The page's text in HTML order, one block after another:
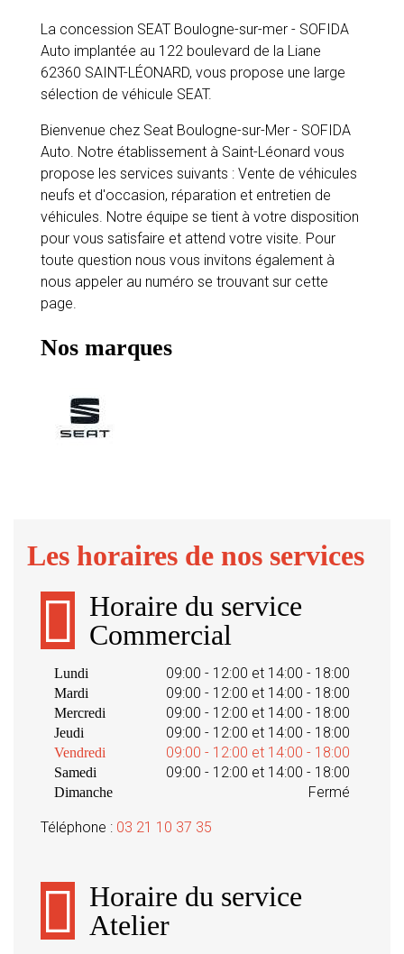
La concession SEAT Boulogne-sur-mer - SOFIDA
Auto implantée au 122 boulevard de la Liane
62360 SAINT-LÉONARD, vous propose une large
sélection de véhicule SEAT.
Bienvenue chez Seat Boulogne-sur-Mer - SOFIDA
Auto. Notre établissement à Saint-Léonard vous
propose les services suivants : Vente de véhicules
neufs et d'occasion, réparation et entretien de
véhicules. Notre équipe se tient à votre disposition
pour vous satisfaire et attend votre visite. Pour
toute question nous vous invitons également à
nous appeler au numéro se trouvant sur cette
page.
Nos marques
Les horaires de nos services
Horaire du service
Commercial
Lundi 09:00 - 12:00 et 14:00 - 18:00
Mardi 09:00 - 12:00 et 14:00 - 18:00
Mercredi 09:00 - 12:00 et 14:00 - 18:00
Jeudi 09:00 - 12:00 et 14:00 - 18:00
Vendredi 09:00 - 12:00 et 14:00 - 18:00
Samedi 09:00 - 12:00 et 14:00 - 18:00
Dimanche Fermé
Téléphone : 03 21 10 37 35
Horaire du service
Atelier